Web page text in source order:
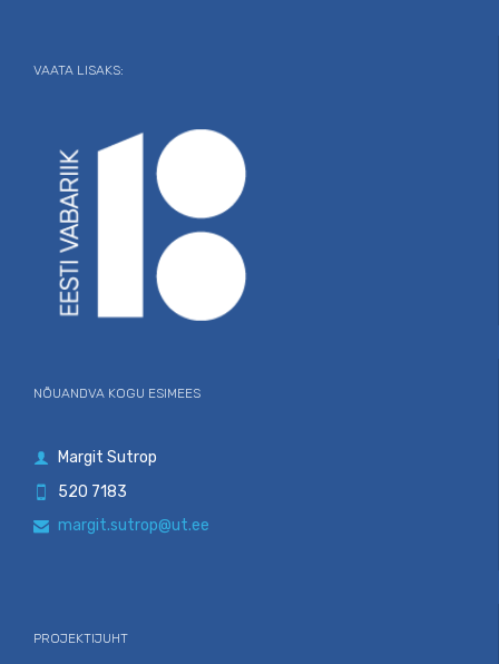
VAATA LISAKS:
NÕUANDVA KOGU ESIMEES
 Margit Sutrop
520 7183
 margit.sutrop@ut.ee
PROJEKTIJUHT